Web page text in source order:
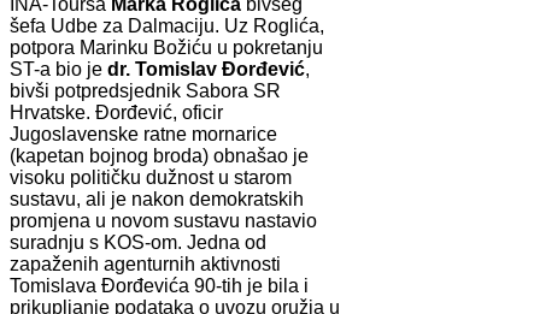
šefa Udbe za Dalmaciju. Uz Roglića,
potpora Marinku Božiću u pokretanju
ST-a bio je dr. Tomislav Đorđević,
bivši potpredsjednik Sabora SR
Hrvatske. Đorđević, oficir
Jugoslavenske ratne mornarice
(kapetan bojnog broda) obnašao je
visoku političku dužnost u starom
sustavu, ali je nakon demokratskih
promjena u novom sustavu nastavio
suradnju s KOS-om. Jedna od
zapaženih agenturnih aktivnosti
Tomislava Đorđevića 90-tih je bila i
prikupljanje podataka o uvozu oružja u